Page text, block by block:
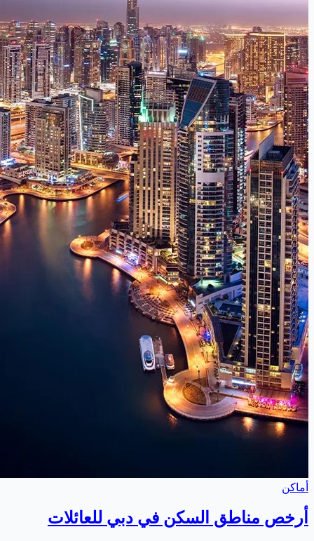
أماكن
أرخص مناطق السكن في دبي للعائلات